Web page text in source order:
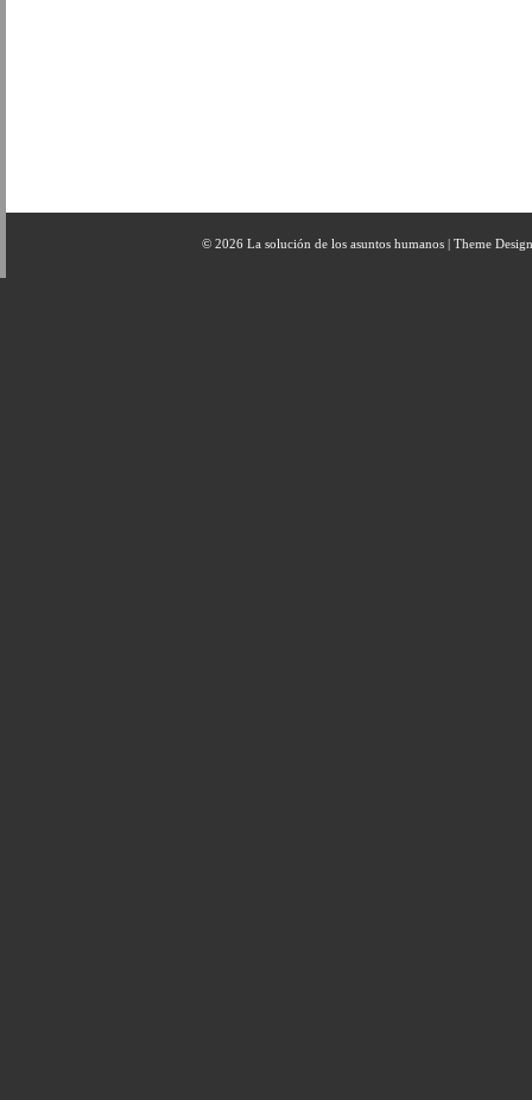
© 2026 La solución de los asuntos humanos | Theme